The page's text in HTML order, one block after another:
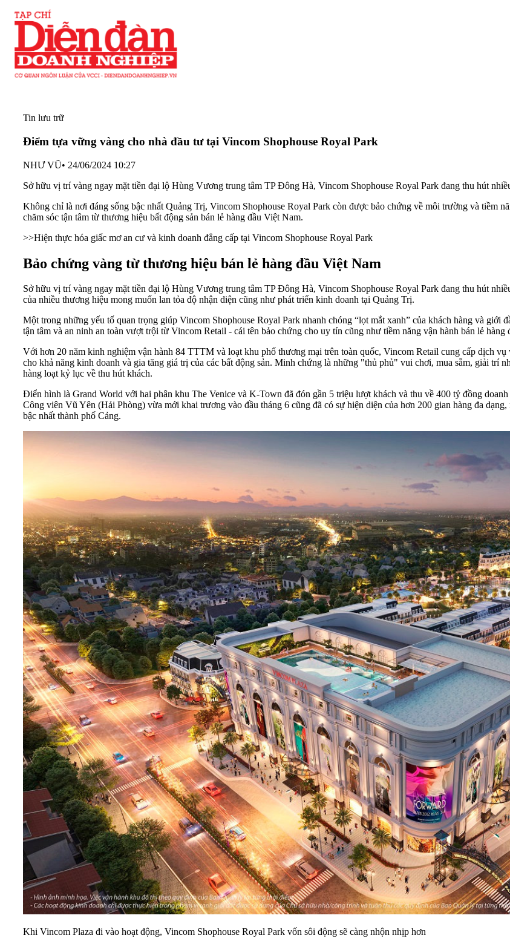
Tin lưu trữ
Điểm tựa vững vàng cho nhà đầu tư tại Vincom Shophouse Royal Park
NHƯ VŨ• 24/06/2024 10:27
Sở hữu vị trí vàng ngay mặt tiền đại lộ Hùng Vương trung tâm TP Đông Hà, Vincom Shophouse Royal Park đang thu hút
Không chỉ là nơi đáng sống bậc nhất Quảng Trị, Vincom Shophouse Royal Park còn được bảo chứng về môi trường và tiềm
chăm sóc tận tâm từ thương hiệu bất động sản bán lẻ hàng đầu Việt Nam.
>>Hiện thực hóa giấc mơ an cư và kinh doanh đẳng cấp tại Vincom Shophouse Royal Park
Bảo chứng vàng từ thương hiệu bán lẻ hàng đầu Việt Nam
Sở hữu vị trí vàng ngay mặt tiền đại lộ Hùng Vương trung tâm TP Đông Hà, Vincom Shophouse Royal Park đang thu hút
của nhiều thương hiệu mong muốn lan tỏa độ nhận diện cũng như phát triển kinh doanh tại Quảng Trị.
Một trong những yếu tố quan trọng giúp Vincom Shophouse Royal Park nhanh chóng “lọt mắt xanh” của khách hàng và giới
tận tâm và an ninh an toàn vượt trội từ Vincom Retail - cái tên bảo chứng cho uy tín cũng như tiềm năng vận hành bán lẻ hàng
Với hơn 20 năm kinh nghiệm vận hành 84 TTTM và loạt khu phố thương mại trên toàn quốc, Vincom Retail cung cấp dịch
cho khả năng kinh doanh và gia tăng giá trị của các bất động sản. Minh chứng là những "thủ phủ" vui chơi, mua sắm, giải trí
hàng loạt kỷ lục về thu hút khách.
Điển hình là Grand World với hai phân khu The Venice và K-Town đã đón gần 5 triệu lượt khách và thu về 400 tỷ đồng
Công viên Vũ Yên (Hải Phòng) vừa mới khai trương vào đầu tháng 6 cũng đã có sự hiện diện của hơn 200 gian hàng đa
bậc nhất thành phố Cảng.
Khi Vincom Plaza đi vào hoạt động, Vincom Shophouse Royal Park vốn sôi động sẽ càng nhộn nhịp hơn